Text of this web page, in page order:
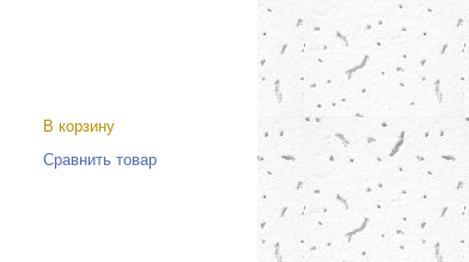
В корзину
Сравнить товар